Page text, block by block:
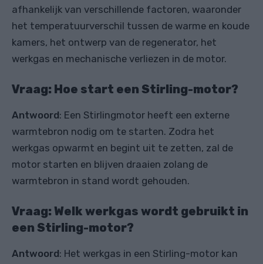
afhankelijk van verschillende factoren, waaronder
het temperatuurverschil tussen de warme en koude
kamers, het ontwerp van de regenerator, het
werkgas en mechanische verliezen in de motor.
Vraag: Hoe start een Stirling-motor?
Antwoord: Een Stirlingmotor heeft een externe
warmtebron nodig om te starten. Zodra het
werkgas opwarmt en begint uit te zetten, zal de
motor starten en blijven draaien zolang de
warmtebron in stand wordt gehouden.
Vraag: Welk werkgas wordt gebruikt in
een Stirling-motor?
Antwoord: Het werkgas in een Stirling-motor kan